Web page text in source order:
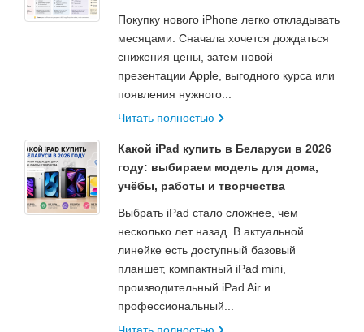
Покупку нового iPhone легко откладывать
месяцами. Сначала хочется дождаться
снижения цены, затем новой
презентации Apple, выгодного курса или
появления нужного...
Читать полностью
Какой iPad купить в Беларуси в 2026
году: выбираем модель для дома,
учёбы, работы и творчества
Выбрать iPad стало сложнее, чем
несколько лет назад. В актуальной
линейке есть доступный базовый
планшет, компактный iPad mini,
производительный iPad Air и
профессиональный...
Читать полностью